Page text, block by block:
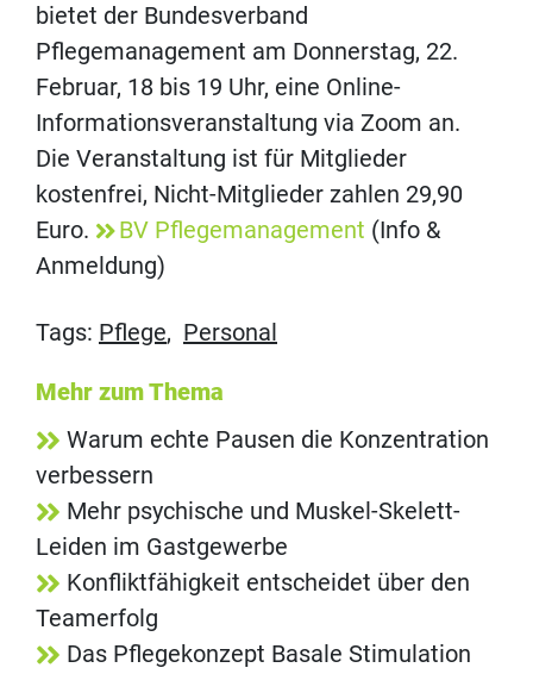
bietet der Bundesverband
Pflegemanagement am Donnerstag, 22.
Februar, 18 bis 19 Uhr, eine Online-
Informationsveranstaltung via Zoom an.
Die Veranstaltung ist für Mitglieder
kostenfrei, Nicht-Mitglieder zahlen 29,90
Euro.
BV Pflegemanagement (Info &
Anmeldung)
Tags: Pflege, Personal
Mehr zum Thema
Warum echte Pausen die Konzentration
verbessern
Mehr psychische und Muskel-Skelett-
Leiden im Gastgewerbe
Konfliktfähigkeit entscheidet über den
Teamerfolg
Das Pflegekonzept Basale Stimulation